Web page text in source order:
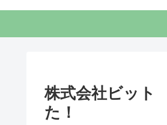
株式会社ビッ
た！